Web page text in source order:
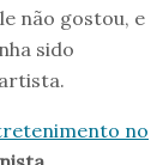
não gostou, e
sido
no